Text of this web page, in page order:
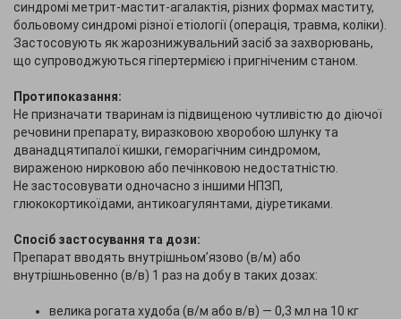
синдромі метрит-мастит-агалактія, різних формах маститу,
больовому синдромі різної етіології (операція, травма, коліки).
Застосовують як жарознижувальний засіб за захворювань,
що супроводжуються гіпертермією і пригніченим станом.
Протипоказання:
Не призначати тваринам із підвищеною чутливістю до діючої
речовини препарату, виразковою хворобою шлунку та
дванадцятипалої кишки, геморагічним синдромом,
вираженою нирковою або печінковою недостатністю.
Не застосовувати одночасно з іншими НПЗП,
глюкокортикоїдами, антикоагулянтами, діуретиками.
Спосіб застосування та дози:
Препарат вводять внутрішньом’язово (в/м) або
внутрішньовенно (в/в) 1 раз на добу в таких дозах:
велика рогата худоба (в/м або в/в) — 0,3 мл на 10 кг